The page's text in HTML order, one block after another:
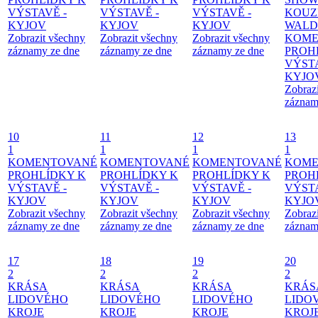
VÝSTAVĚ -
KYJOV
Zobrazit všechny
záznamy ze dne
VÝSTAVĚ -
KYJOV
Zobrazit všechny
záznamy ze dne
VÝSTAVĚ -
KYJOV
Zobrazit všechny
záznamy ze dne
10
1
KOMENTOVANÉ
PROHLÍDKY K
VÝSTAVĚ -
KYJOV
Zobrazit všechny
záznamy ze dne
11
1
KOMENTOVANÉ
PROHLÍDKY K
VÝSTAVĚ -
KYJOV
Zobrazit všechny
záznamy ze dne
12
1
KOMENTOVANÉ
PROHLÍDKY K
VÝSTAVĚ -
KYJOV
Zobrazit všechny
záznamy ze dne
13
1
17
2
KRÁSA
LIDOVÉHO
KROJE
18
2
KRÁSA
LIDOVÉHO
KROJE
19
2
KRÁSA
LIDOVÉHO
KROJE
20
2